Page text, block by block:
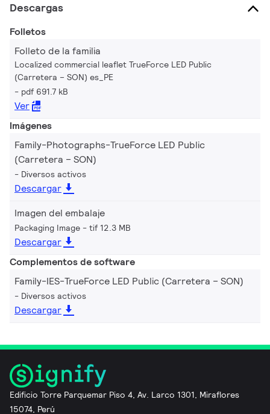
Descargas
Folletos
Folleto de la familia
Localized commercial leaflet TrueForce LED Public
(Carretera – SON) es_PE
pdf 691.7 kB
Ver
Imágenes
Family-Photographs-TrueForce LED Public
(Carretera – SON)
Diversos activos
Descargar
Imagen del embalaje
Packaging Image tif 12.3 MB
Descargar
Complementos de software
Family-IES-TrueForce LED Public (Carretera – SON)
Diversos activos
Descargar
Edificio Torre Parquemar Piso 4, Av. Larco 1301, Miraflores
15074, Perú